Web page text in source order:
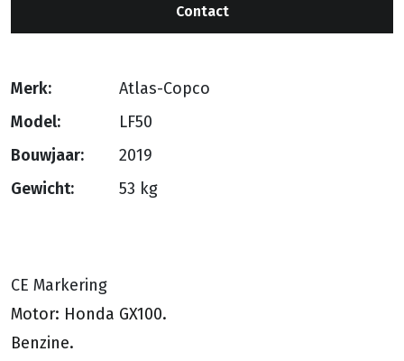
Contact
Merk:
Atlas-Copco
Model:
LF50
Bouwjaar:
2019
Gewicht:
53 kg
CE Markering
Motor: Honda GX100.
Benzine.